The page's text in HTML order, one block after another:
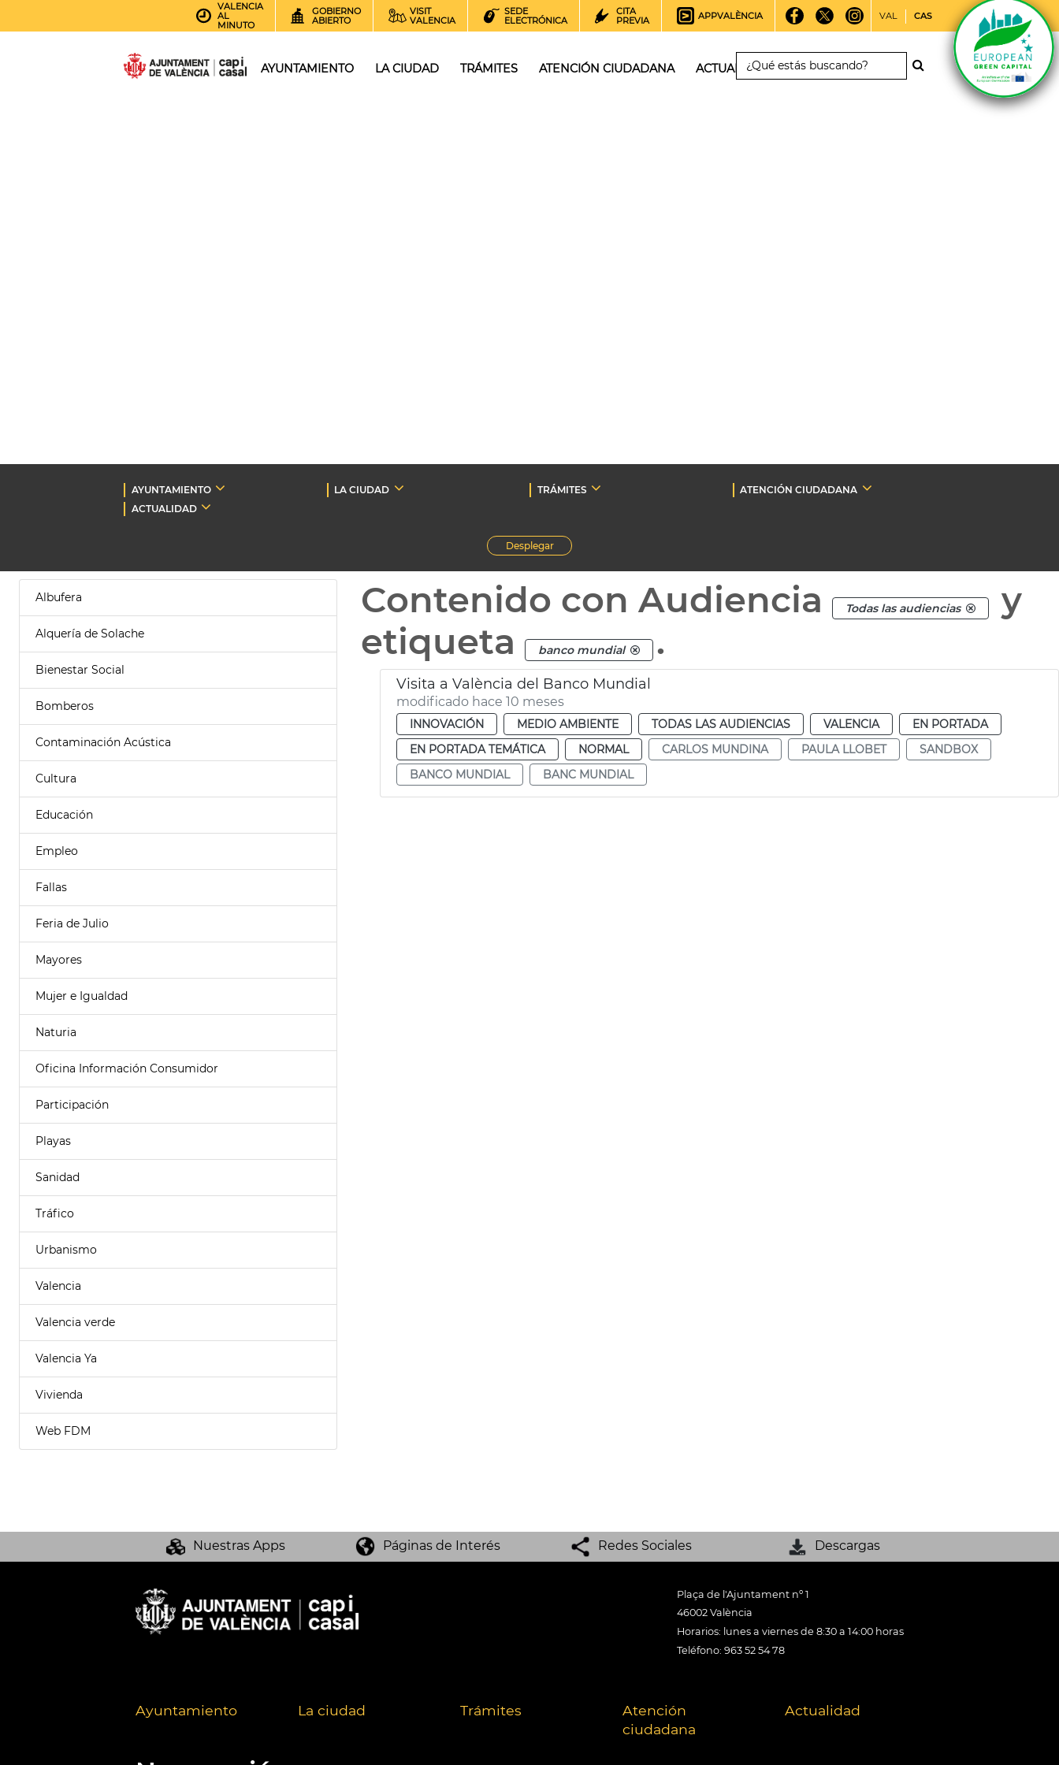
VALENCIA
AL
MINUTO
GOBIERNO
ABIERTO
VISIT
VALENCIA
SEDE
ELECTRÓNICA
CITA
PREVIA
APPVALÈNCIA VAL CAS
AYUNTAMIENTO LA CIUDAD TRÁMITES ATENCIÓN CIUDADANA ACTUALIDAD
AYUNTAMIENTO LA CIUDAD TRÁMITES
ATENCIÓN CIUDADANA
ACTUALIDAD
Desplegar
Albufera
Alquería de Solache
Bienestar Social
Bomberos
Contaminación Acústica
Cultura
Educación
Empleo
Fallas
Feria de Julio
Mayores
Mujer e Igualdad
Naturia
Oficina Información Consumidor
Participación
Playas
Sanidad
Tráfico
Urbanismo
Valencia
Valencia verde
Valencia Ya
Vivienda
Web FDM
Contenido con Audiencia Todas las audiencias
y
etiqueta
banco mundial .
Visita a València del Banco Mundial
modificado hace 10 meses
INNOVACIÓN MEDIO AMBIENTE TODAS LAS AUDIENCIAS VALENCIA
EN PORTADA
EN PORTADA TEMÁTICA
NORMAL CARLOS MUNDINA PAULA LLOBET
SANDBOX
BANCO MUNDIAL
BANC MUNDIAL
Nuestras Apps Páginas de Interés Redes Sociales Descargas
Plaça de l'Ajuntament nº 1
46002 València
Horarios: lunes a viernes de 8:30 a 14:00 horas
Teléfono: 963 52 54 78
Ayuntamiento La ciudad Trámites
Atención
ciudadana
Actualidad